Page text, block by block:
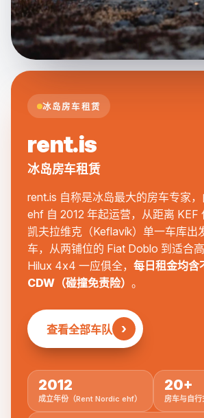
冰岛房车租赁
rent.is
冰岛房车租赁
rent.is 自称是冰岛最大的房车专家
ehf 自 2012 年起运营，从距离 KEF
凯夫拉维克（Keflavík）单一车库出
车，从两铺位的 Fiat Doblo 到适合
Hilux 4x4 一应俱全， 每日租金均含
CDW（碰撞免责险） 。
查看全部车队 ›
2012
成立年份（Rent Nordic ehf）
20+
房车与自